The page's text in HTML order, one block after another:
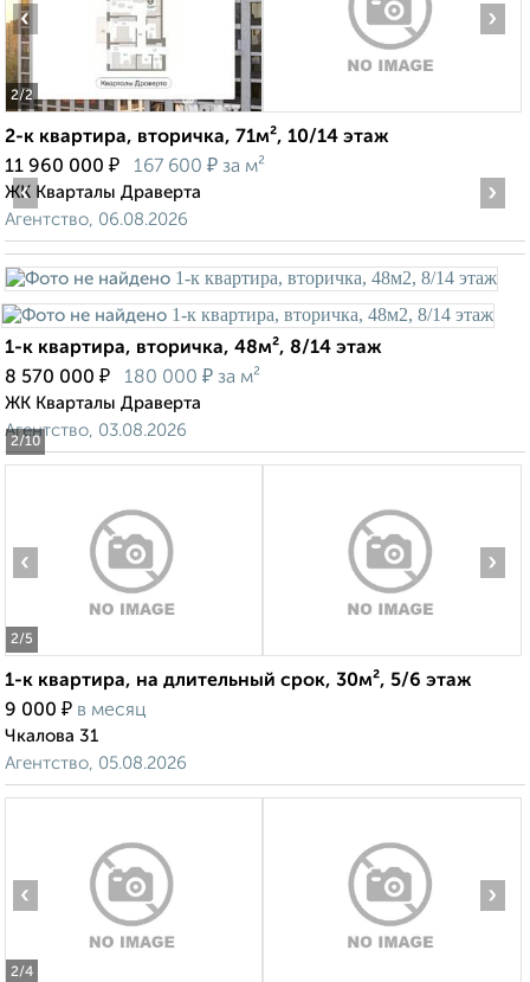
2/2
‹ ›
2-к квартира, вторичка, 71м², 10/14 этаж
11 960 000 ₽ 167 600 ₽ за м²
ЖК Кварталы Драверта
Агентство, 06.08.2026
2/10
‹ ›
1-к квартира, вторичка, 48м², 8/14 этаж
8 570 000 ₽ 180 000 ₽ за м²
ЖК Кварталы Драверта
Агентство, 03.08.2026
2/5
‹ ›
1-к квартира, на длительный срок, 30м², 5/6 этаж
9 000 ₽ в месяц
Чкалова 31
Агентство, 05.08.2026
2/4
‹ ›